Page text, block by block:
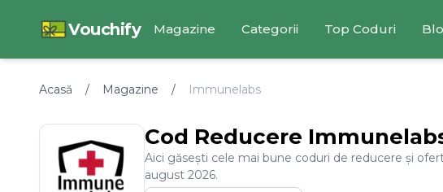
Vouchify Magazine Categorii Top Coduri
Acasă / Magazine / Immunelabs
Cod Reducere
Aici găsești cele mai bune coduri de reducere și
august 2026.